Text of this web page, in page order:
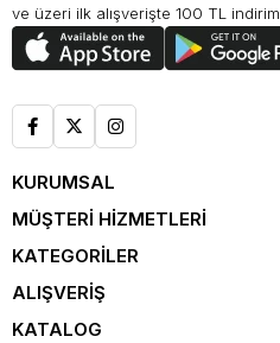
ve üzeri ilk alışverişte 100 TL indirim
KURUMSAL
MÜŞTERİ HİZMETLERİ
KATEGORİLER
ALIŞVERİŞ
KATALOG